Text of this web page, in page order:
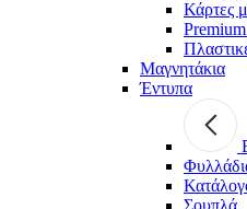
Κάρτες
Μαγνητάκια
Έντυπα
Σουπλά